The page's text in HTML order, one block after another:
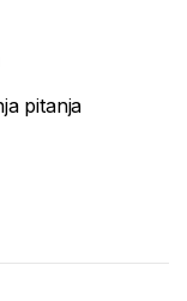
pitanja